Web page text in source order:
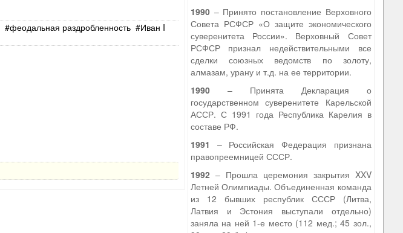
феодальная раздробленность
Иван I
1990– Принято постановление Верховного
Совета РСФСР «О защите экономического
суверенитета России». Верховный Совет
РСФСР признал недействительными все
сделки союзных ведомств по золоту,
алмазам, урану и т.д. на ее территории.
1990– Принята Декларация о
государственном суверенитете Карельской
АССР. С 1991 года Республика Карелия в
составе РФ.
1991 – Российская Федерация признана
правопреемницей СССР.
1992– Прошла церемония закрытия XXV
Летней Олимпиады. Объединенная команда
из 12 бывших республик СССР (Литва,
Латвия и Эстония выступали отдельно)
заняла на ней 1-е место (112 мед.; 45 зол.,